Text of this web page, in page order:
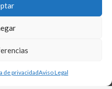
de privacidadAviso Legal